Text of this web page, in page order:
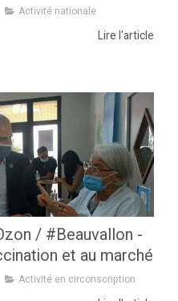
Activité nationale
Lire l'article
/ #Beauvallon -
et au marché
Activité en circonscription